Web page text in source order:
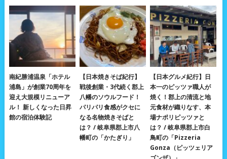
南紀勝浦温泉「ホテル
浦島」が創業70周年を
迎え大規模リニューア
ル！ 新しくなった日昇
館の宿泊体験記
【日本焼きそば紀行】
戦後創業・3代続く郡上
八幡のソウルフード！
パリパリ食感がクセに
なる名物焼きそばと
は？ / 岐阜県郡上市八
幡町の「かたぎり」
【日本グルメ紀行】日
本一のピッツァ職人が
焼く！郡上の清流と地
元食材が織りなす、本
場ナポリピッツァと
は？ / 岐阜県郡上市白
鳥町の「Pizzeria
Gonza（ピッツェリア